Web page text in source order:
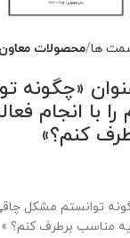
ها محصولات
«چگونه
با انجام
کنم؟»
توانستم مشکل
مناسب برطرف کنم؟ »